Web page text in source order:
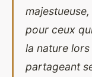
pour ceux
la nature
partageant